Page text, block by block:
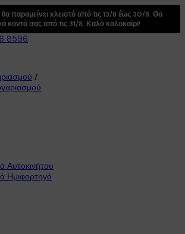
παραμείνει κλειστό από τις 13/8 έως 30/8. Θα
κοντά σας από τις 31/8. Καλό καλοκαίρι!
8596
/
Αυτοκινήτου
Ημιφορτηγό